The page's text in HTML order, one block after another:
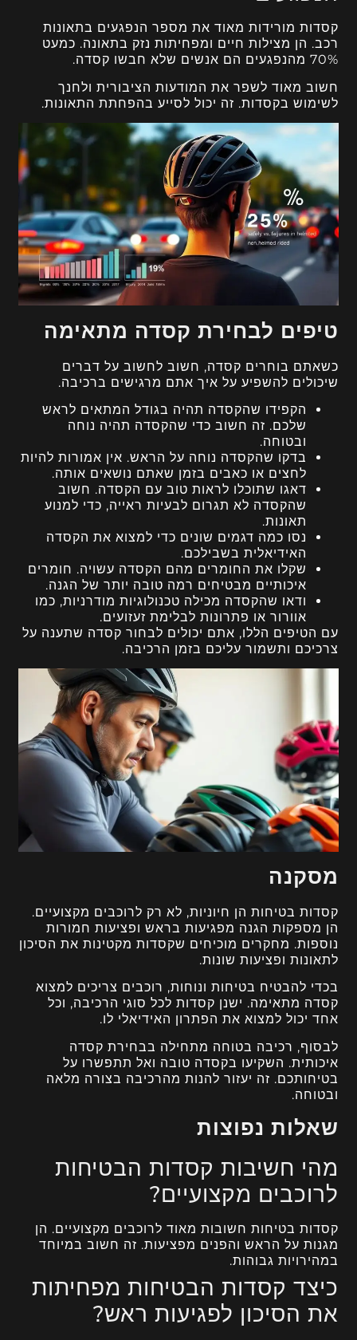
קסדות מורידות מאוד את מספר הנפגעים בתאונות
רכב. הן מצילות חיים ומפחיתות נזק בתאונה. כמעט
70% מהנפגעים הם אנשים שלא חבשו קסדה.
חשוב מאוד לשפר את המודעות הציבורית ולחנך
לשימוש בקסדות. זה יכול לסייע בהפחתת התאונות.
טיפים לבחירת קסדה מתאימה
כשאתם בוחרים קסדה, חשוב לחשוב על דברים
שיכולים להשפיע על איך אתם מרגישים ברכיבה.
הקפידו שהקסדה תהיה בגודל המתאים לראש
שלכם. זה חשוב כדי שהקסדה תהיה נוחה
ובטוחה.
בדקו שהקסדה נוחה על הראש. אין אמורות להיות
לחצים או כאבים בזמן שאתם נושאים אותה.
דאגו שתוכלו לראות טוב עם הקסדה. חשוב
שהקסדה לא תגרום לבעיות ראייה, כדי למנוע
תאונות.
נסו כמה דגמים שונים כדי למצוא את הקסדה
האידיאלית בשבילכם.
שקלו את החומרים מהם הקסדה עשויה. חומרים
איכותיים מבטיחים רמה טובה יותר של הגנה.
ודאו שהקסדה מכילה טכנולוגיות מודרניות, כמו
אוורור או פתרונות לבלימת זעזועים.
עם הטיפים הללו, אתם יכולים לבחור קסדה שתענה על
צרכיכם ותשמור עליכם בזמן הרכיבה.
מסקנה
קסדות בטיחות הן חיוניות, לא רק לרוכבים מקצועיים.
הן מספקות הגנה מפגיעות בראש ופציעות חמורות
נוספות. מחקרים מוכיחים שקסדות מקטינות את הסיכון
לתאונות ופציעות שונות.
בכדי להבטיח בטיחות ונוחות, רוכבים צריכים למצוא
קסדה מתאימה. ישנן קסדות לכל סוגי הרכיבה, וכל
אחד יכול למצוא את הפתרון האידיאלי לו.
לבסוף, רכיבה בטוחה מתחילה בבחירת קסדה
איכותית. השקיעו בקסדה טובה ואל תתפשרו על
בטיחותכם. זה יעזור להנות מהרכיבה בצורה מלאה
ובטוחה.
שאלות נפוצות
מהי חשיבות קסדות הבטיחות
לרוכבים מקצועיים?
קסדות בטיחות חשובות מאוד לרוכבים מקצועיים. הן
מגנות על הראש והפנים מפציעות. זה חשוב במיוחד
במהירויות גבוהות.
כיצד קסדות הבטיחות מפחיתות
את הסיכון לפגיעות ראש?